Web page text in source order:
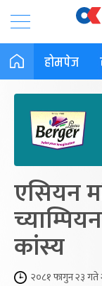
होमपेज
एसियन
कांस्य
२०८१ फागुन २३ गते